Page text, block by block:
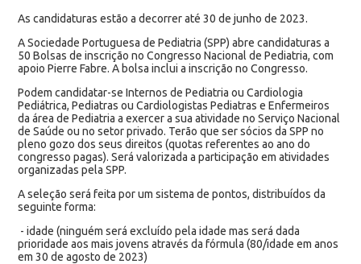
As candidaturas estão a decorrer até 30 de junho de 2023.
A Sociedade Portuguesa de Pediatria (SPP) abre candidaturas a
50 Bolsas de inscrição no Congresso Nacional de Pediatria, com
apoio Pierre Fabre. A bolsa inclui a inscrição no Congresso.
Podem candidatar-se Internos de Pediatria ou Cardiologia
Pediátrica, Pediatras ou Cardiologistas Pediatras e Enfermeiros
da área de Pediatria a exercer a sua atividade no Serviço Nacional
de Saúde ou no setor privado. Terão que ser sócios da SPP no
pleno gozo dos seus direitos (quotas referentes ao ano do
congresso pagas). Será valorizada a participação em atividades
organizadas pela SPP.
A seleção será feita por um sistema de pontos, distribuídos da
seguinte forma:
- idade (ninguém será excluído pela idade mas será dada
prioridade aos mais jovens através da fórmula (80/idade em anos
em 30 de agosto de 2023)